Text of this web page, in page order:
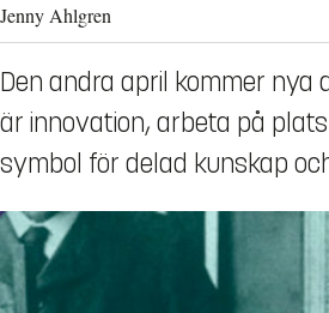
Jenny Ahlgren
Den andra april kommer nya
är innovation, arbeta på
symbol för delad kunskap